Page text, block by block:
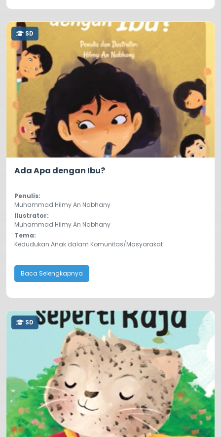
SD
Ada Apa dengan Ibu?
Penulis:
Muhammad Hilmy An Nabhany
Ilustrator:
Muhammad Hilmy An Nabhany
Tema:
Kedudukan Anak dalam Komunitas/Masyarakat
Baca Selengkapnya
SD